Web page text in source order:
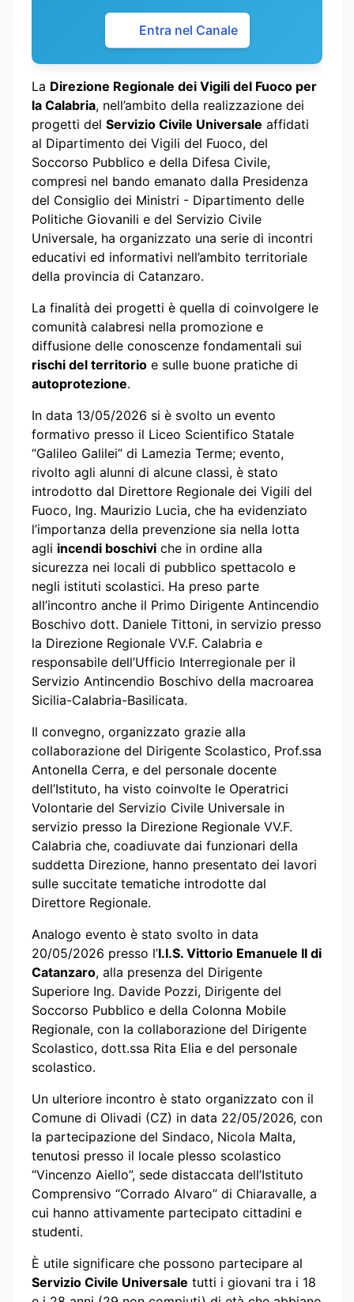
Entra nel Canale
La Direzione Regionale dei Vigili del Fuoco per
la Calabria, nell’ambito della realizzazione dei
progetti del Servizio Civile Universale affidati
al Dipartimento dei Vigili del Fuoco, del
Soccorso Pubblico e della Difesa Civile,
compresi nel bando emanato dalla Presidenza
del Consiglio dei Ministri - Dipartimento delle
Politiche Giovanili e del Servizio Civile
Universale, ha organizzato una serie di incontri
educativi ed informativi nell’ambito territoriale
della provincia di Catanzaro.
La finalità dei progetti è quella di coinvolgere le
comunità calabresi nella promozione e
diffusione delle conoscenze fondamentali sui
rischi del territorio e sulle buone pratiche di
autoprotezione.
In data 13/05/2026 si è svolto un evento
formativo presso il Liceo Scientifico Statale
“Galileo Galilei” di Lamezia Terme; evento,
rivolto agli alunni di alcune classi, è stato
introdotto dal Direttore Regionale dei Vigili del
Fuoco, Ing. Maurizio Lucia, che ha evidenziato
l’importanza della prevenzione sia nella lotta
agli incendi boschivi che in ordine alla
sicurezza nei locali di pubblico spettacolo e
negli istituti scolastici. Ha preso parte
all’incontro anche il Primo Dirigente Antincendio
Boschivo dott. Daniele Tittoni, in servizio presso
la Direzione Regionale VV.F. Calabria e
responsabile dell’Ufficio Interregionale per il
Servizio Antincendio Boschivo della macroarea
Sicilia-Calabria-Basilicata.
Il convegno, organizzato grazie alla
collaborazione del Dirigente Scolastico, Prof.ssa
Antonella Cerra, e del personale docente
dell’Istituto, ha visto coinvolte le Operatrici
Volontarie del Servizio Civile Universale in
servizio presso la Direzione Regionale VV.F.
Calabria che, coadiuvate dai funzionari della
suddetta Direzione, hanno presentato dei lavori
sulle succitate tematiche introdotte dal
Direttore Regionale.
Analogo evento è stato svolto in data
20/05/2026 presso l’I.I.S. Vittorio Emanuele II di
Catanzaro, alla presenza del Dirigente
Superiore Ing. Davide Pozzi, Dirigente del
Soccorso Pubblico e della Colonna Mobile
Regionale, con la collaborazione del Dirigente
Scolastico, dott.ssa Rita Elia e del personale
scolastico.
Un ulteriore incontro è stato organizzato con il
Comune di Olivadi (CZ) in data 22/05/2026, con
la partecipazione del Sindaco, Nicola Malta,
tenutosi presso il locale plesso scolastico
“Vincenzo Aiello”, sede distaccata dell’Istituto
Comprensivo “Corrado Alvaro” di Chiaravalle, a
cui hanno attivamente partecipato cittadini e
studenti.
È utile significare che possono partecipare al
Servizio Civile Universale tutti i giovani tra i 18